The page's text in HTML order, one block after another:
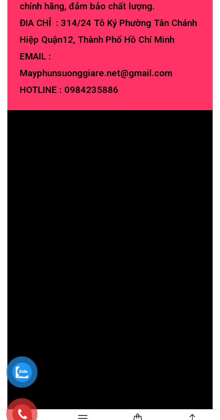
chính hãng, đảm bảo chất lượng.
ĐIA CHỈ : 314/24 Tô Ký Phường Tân Chánh
Hiệp Quận12, Thành Phố Hồ Chí Minh
EMAIL :
Mayphunsuonggiare.net@gmail.com
HOTLINE : 0984235886